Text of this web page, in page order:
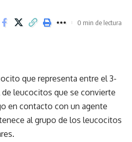
0 min de lectura
que representa entre el 3-
leucocitos que se convierte
en contacto con un agente
al grupo de los leucocitos